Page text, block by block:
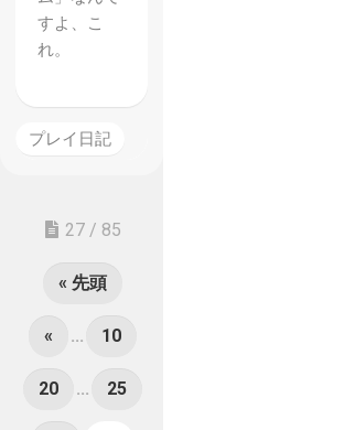
すよ、こ
れ。
プレイ日記
27 / 85
« 先頭
« ... 10
20 ... 25